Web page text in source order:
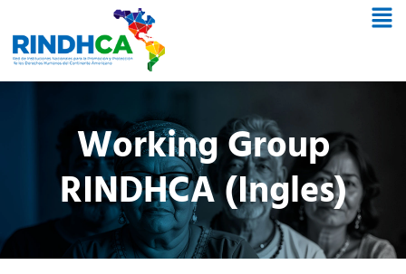
Working Group
RINDHCA (Ingles)